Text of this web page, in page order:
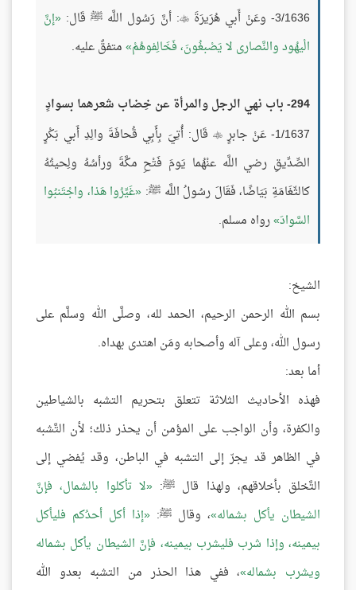
3/1636- وعَنْ أَبي هُرَيرَةَ
: أنَّ رَسُول اللَّه ﷺ قَال: إنَّ
الْيهُود والنَّصارى لا يَصْبغُونَ، فَخَالِفوهُمْ متفقٌ عليه.
294- باب نهي الرجل والمرأة عن خِضاب شعرهما بسوادٍ
1/1637- عَنْ جابرٍ
 قَال: أُتِيَ بِأَبِي قُحافَةَ والِدِ أَبي بَكْرٍ
الصِّدِّيقِ رضي اللَّه عنْهُما يَومَ فَتْحِ مكَّةَ ورأسُهُ ولِحيتُهُ
كالثّغَامَةِ بَيَاضًا، فَقَالَ رسُولُ اللَّه ﷺ: غَيِّرُوا هَذا، واجْتَنبُوا
السَّوادَ رواه مسلم.
الشيخ:
بسم الله الرحمن الرحيم، الحمد لله، وصلَّى الله وسلَّم على
رسول الله، وعلى آله وأصحابه ومَن اهتدى بهداه.
أما بعد:
فهذه الأحاديث الثلاثة تتعلق بتحريم التشبه بالشياطين
والكفرة، وأن الواجب على المؤمن أن يحذر ذلك؛ لأن التَّشبه
في الظاهر قد يجرّ إلى التشبه في الباطن، وقد يُفضي إلى
التَّخلق بأخلاقهم، ولهذا قال ﷺ: لا تأكلوا بالشمال، فإنَّ
الشيطان يأكل بشماله ، وقال ﷺ:
إذا أكل أحدُكم فليأكل
بيمينه، وإذا شرب فليشرب بيمينه، فإنَّ الشيطان يأكل بشماله
ويشرب بشماله ، ففي هذا الحذر من التشبه بعدو الله